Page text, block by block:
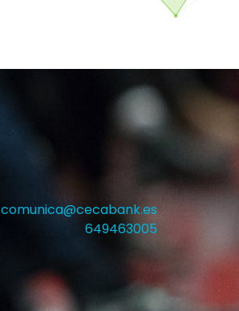
comunica@cecabank.es
649463005